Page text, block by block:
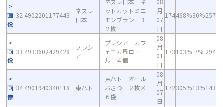
画
像
32 4902201177443
ネスレ
日本
ネスレ日本 キ
ットカットミニ
モンブラン １
２枚
08
月
07
日
174468%30%257
画
像
33 4933602429428
プレシ
ア
プレシア カフ
ェモカ風ロー
ル ４個
08
月
01
日
173103% 7% 294
画
像
34 4901940340118 東ハト
東ハト オール
おさつ ２枚×
６袋
08
月
07
日
172305%13%143